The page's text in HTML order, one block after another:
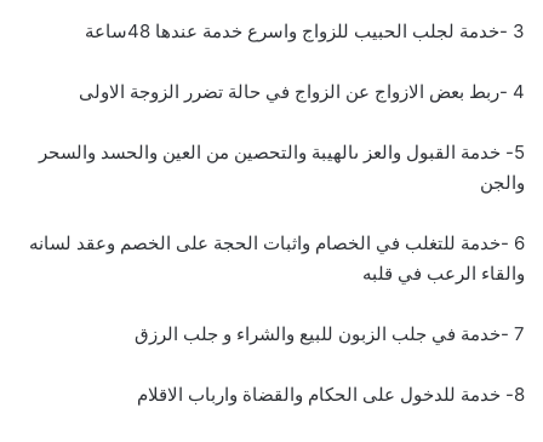
3 -خدمة لجلب الحبيب للزواج واسرع خدمة عندها 48ساعة
4 -ربط بعض الازواج عن الزواج في حالة تضرر الزوجة الاولى
5- خدمة القبول والعز ىالهيبة والتحصين من العين والحسد والسحر
والجن
6 -خدمة للتغلب في الخصام واثبات الحجة على الخصم وعقد لسانه
والقاء الرعب في قلبه
7 -خدمة في جلب الزبون للبيع والشراء و جلب الرزق
8- خدمة للدخول على الحكام والقضاة وارباب الاقلام